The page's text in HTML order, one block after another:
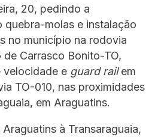
20, pedindo a
quebra-molas e instalação
no município na rodovia
de Carrasco Bonito-TO,
velocidade e guard railem
TO-010, nas proximidades
em Araguatins.
à Transaraguaia,